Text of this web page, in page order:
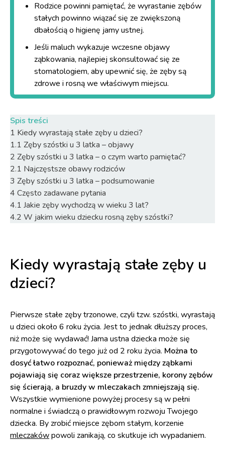
Rodzice powinni pamiętać, że wyrastanie zębów
stałych powinno wiązać się ze zwiększoną
dbałością o higienę jamy ustnej.
Jeśli maluch wykazuje wczesne objawy
ząbkowania, najlepiej skonsultować się ze
stomatologiem, aby upewnić się, że zęby są
zdrowe i rosną we właściwym miejscu.
Spis treści
1 Kiedy wyrastają stałe zęby u dzieci?
1.1 Zęby szóstki u 3 latka – objawy
2 Zęby szóstki u 3 latka – o czym warto pamiętać?
2.1 Najczęstsze obawy rodziców
3 Zęby szóstki u 3 latka – podsumowanie
4 Często zadawane pytania
4.1 Jakie zęby wychodzą w wieku 3 lat?
4.2 W jakim wieku dziecku rosną zęby szóstki?
Kiedy wyrastają stałe zęby u
dzieci?
Pierwsze stałe zęby trzonowe, czyli tzw. szóstki, wyrastają
u dzieci około 6 roku życia. Jest to jednak dłuższy proces,
niż może się wydawać! Jama ustna dziecka może się
przygotowywać do tego już od 2 roku życia. Można to
dosyć łatwo rozpoznać, ponieważ między ząbkami
pojawiają się coraz większe przestrzenie, korony zębów
się ścierają, a bruzdy w mleczakach zmniejszają się.
Wszystkie wymienione powyżej procesy są w pełni
normalne i świadczą o prawidłowym rozwoju Twojego
dziecka. By zrobić miejsce zębom stałym, korzenie
mleczakówpowoli zanikają, co skutkuje ich wypadaniem.